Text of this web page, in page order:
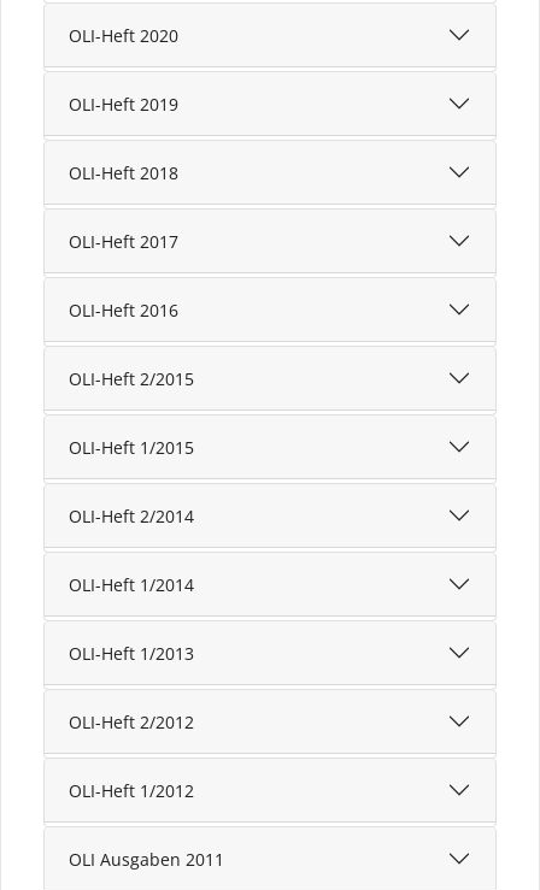
OLI-Heft 2020
OLI-Heft 2019
OLI-Heft 2018
OLI-Heft 2017
OLI-Heft 2016
OLI-Heft 2/2015
OLI-Heft 1/2015
OLI-Heft 2/2014
OLI-Heft 1/2014
OLI-Heft 1/2013
OLI-Heft 2/2012
OLI-Heft 1/2012
OLI Ausgaben 2011